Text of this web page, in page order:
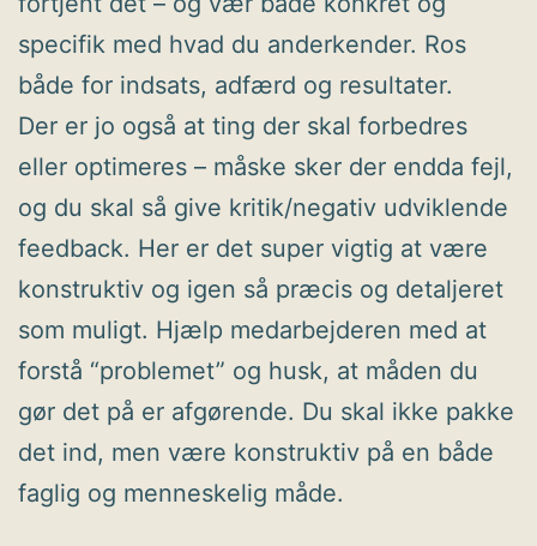
specifik med hvad du anderkender. Ros
både for indsats, adfærd og resultater.
Der er jo også at ting der skal forbedres
eller optimeres – måske sker der endda fejl,
og du skal så give kritik/negativ udviklende
feedback. Her er det super vigtig at være
konstruktiv og igen så præcis og detaljeret
som muligt. Hjælp medarbejderen med at
forstå “problemet” og husk, at måden du
gør det på er afgørende. Du skal ikke pakke
det ind, men være konstruktiv på en både
faglig og menneskelig måde.